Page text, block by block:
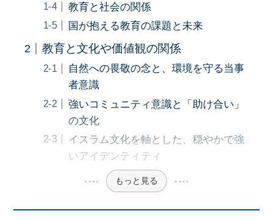
教育と社会の関係
国が抱える教育の課題と未来
教育と文化や価値観の関係
自然への畏敬の念と、環境を守る当事
者意識
強いコミュニティ意識と「助け合い」
の文化
イスラム文化を軸とした、穏やかで強
いアイデンティティ
もっと見る